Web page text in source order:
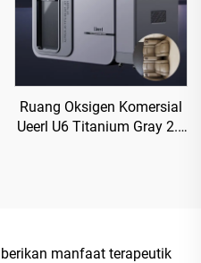
Ruang Oksigen Komersial
Ueerl U6 Titanium Gray 2.0
manfaat terapeutik